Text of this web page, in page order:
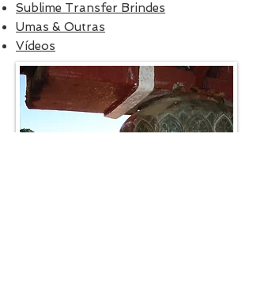
Sublime Transfer Brindes
Umas & Outras
Vídeos